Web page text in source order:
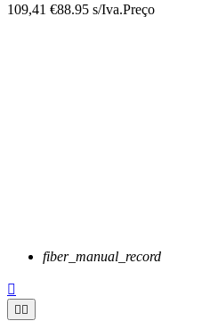
109,41 €88.95 s/Iva.Preço
fiber_manual_record

 